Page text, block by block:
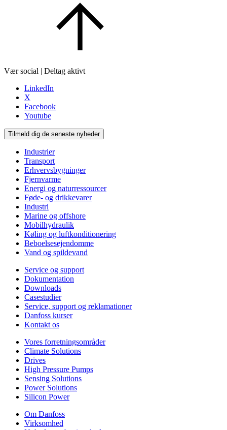
Vær social | Deltag aktivt
LinkedIn
X
Facebook
Youtube
Tilmeld dig de seneste nyheder
Industrier
Transport
Erhvervsbygninger
Fjernvarme
Energi og naturressourcer
Føde- og drikkevarer
Industri
Marine og offshore
Mobilhydraulik
Køling og luftkonditionering
Beboelsesejendomme
Vand og spildevand
Service og support
Dokumentation
Downloads
Casestudier
Service, support og reklamationer
Danfoss kurser
Kontakt os
Vores forretningsområder
Climate Solutions
Drives
High Pressure Pumps
Sensing Solutions
Power Solutions
Silicon Power
Om Danfoss
Virksomhed